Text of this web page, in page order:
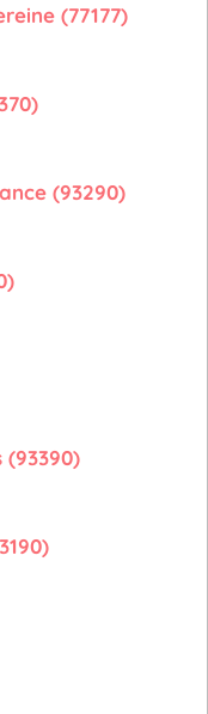
(77177)
(93290)
(93390)